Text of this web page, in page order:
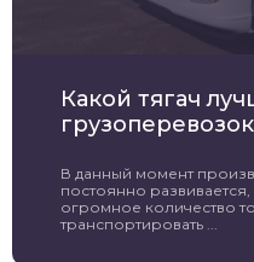
Какой тягач
грузоперевозок
В данный момент
постоянно
огромное количество
транспортировать ...